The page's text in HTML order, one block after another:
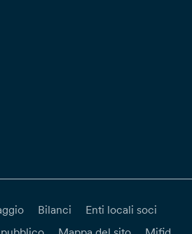
Bilanci
Enti locali soci